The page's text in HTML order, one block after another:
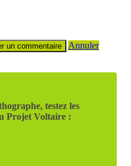
Annuler
testez les
Projet Voltaire :